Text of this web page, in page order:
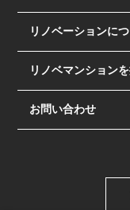
リノベーションに
リノベマンション
お問い合わせ